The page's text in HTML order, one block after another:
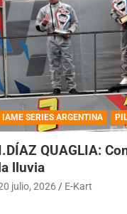
IAME SERIES ARGENTINA
QUAGLIA:
lluvia
julio, 2026 E-Kart